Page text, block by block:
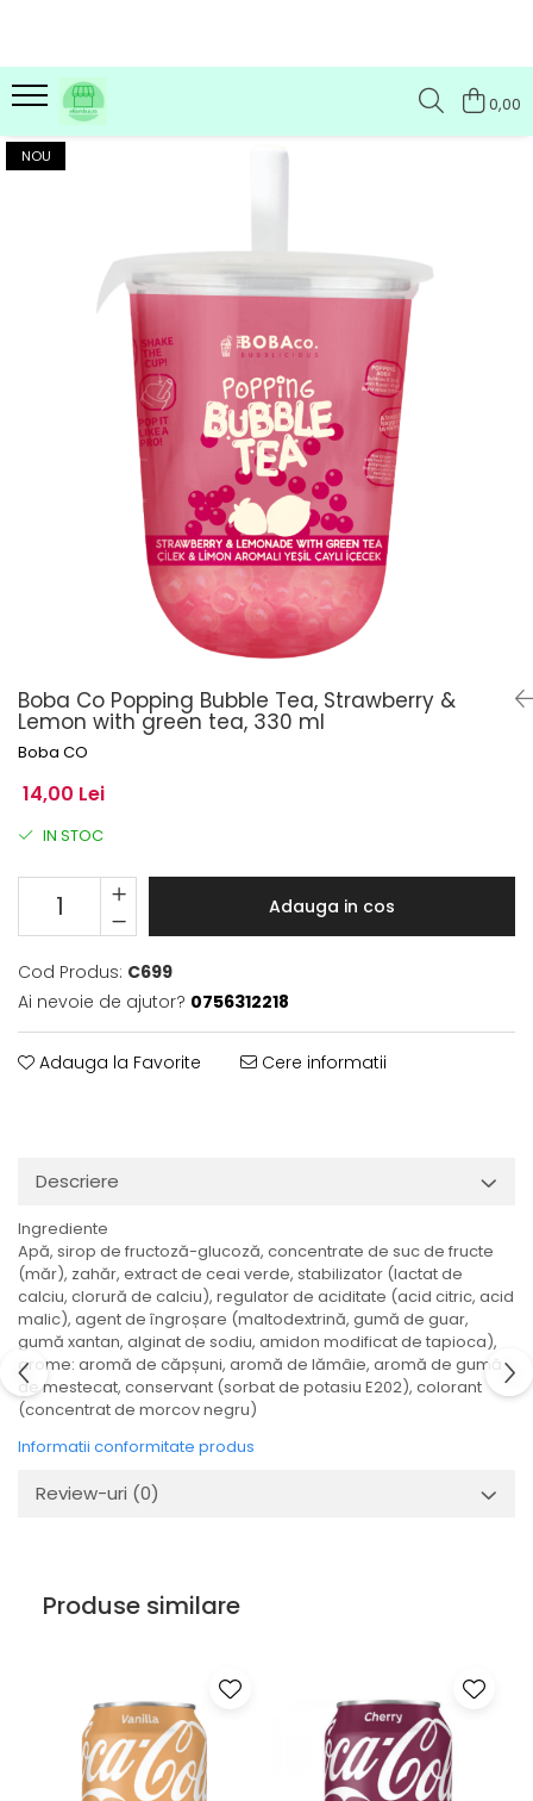
0,00
Boba Co Popping Bubble Tea, Strawberry &
Lemon with green tea, 330 ml
Boba CO
NOU
14,00 Lei
IN STOC
Adauga in cos
Cod Produs: C699
Ai nevoie de ajutor? 0756312218
Adauga la Favorite Cere informatii
Descriere
Ingrediente
Apă, sirop de fructoză-glucoză, concentrate de suc de fructe
(măr), zahăr, extract de ceai verde, stabilizator (lactat de
calciu, clorură de calciu), regulator de aciditate (acid citric, acid
malic), agent de îngroșare (maltodextrină, gumă de guar,
gumă xantan, alginat de sodiu, amidon modificat de tapioca),
arome: aromă de căpșuni, aromă de lămâie, aromă de gumă
de mestecat, conservant (sorbat de potasiu E202), colorant
(concentrat de morcov negru)
Informatii conformitate produs
Review-uri (0)
Produse similare